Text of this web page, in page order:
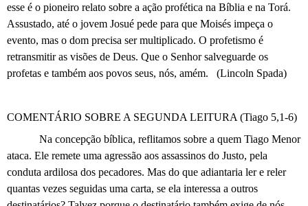
esse é o pioneiro relato sobre a ação profética na Bíblia e na Torá.
Assustado, até o jovem Josué pede para que Moisés impeça o
evento, mas o dom precisa ser multiplicado. O profetismo é
retransmitir as visões de Deus. Que o Senhor salveguarde os
profetas e também aos povos seus, nós, amém. (Lincoln Spada)
COMENTÁRIO SOBRE A SEGUNDA LEITURA (Tiago 5,1-6)
Na concepção bíblica, reflitamos sobre a quem Tiago Menor
ataca. Ele remete uma agressão aos assassinos do Justo, pela
conduta ardilosa dos pecadores. Mas do que adiantaria ler e reler
quantas vezes seguidas uma carta, se ela interessa a outros